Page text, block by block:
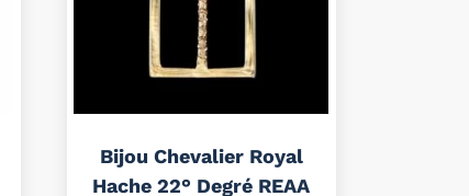
Bijou Chevalier Royal
Hache 22° Degré REAA